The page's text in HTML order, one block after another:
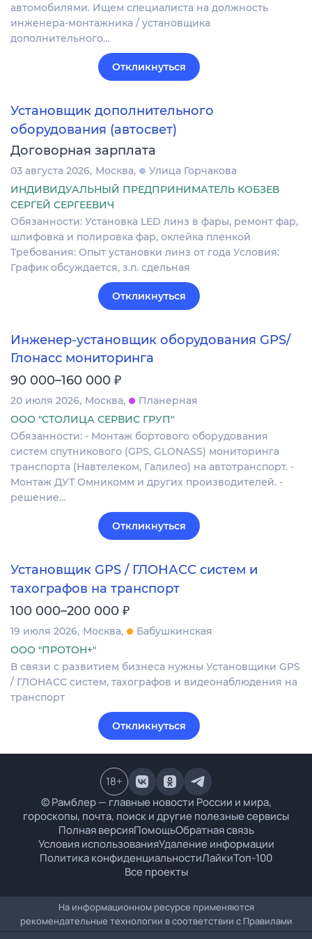
автомобилями. Ищем специалиста на должность
инженера-монтажника / установщика
дополнительного…
Откликнуться
Установщик дополнительного
оборудования (автосвет)
Договорная зарплата
03 августа 2026 Москва
Улица Горчакова
ИНДИВИДУАЛЬНЫЙ ПРЕДПРИНИМАТЕЛЬ КОБЗЕВ
СЕРГЕЙ СЕРГЕЕВИЧ
Обязанности: Установка LED линз в фары, ремонт фар,
шлифовка и полировка фар, оклейка пленкой
Требования: Опыт установки линз от года Условия:
График обсуждается, з.п. сдельная
Откликнуться
Инженер-установщик оборудования GPS/
Глонасс мониторинга
90 000–160 000 ₽
20 июля 2026 Москва
Планерная
ООО "СТОЛИЦА СЕРВИС ГРУП"
Обязанности: - Монтаж бортового оборудования
систем спутникового (GPS, GLONASS) мониторинга
транспорта (Навтелеком, Галилео) на автотранспорт. -
Монтаж ДУТ Омникомм и других производителей. -
решение…
Откликнуться
Установщик GPS / ГЛОНАСС систем и
тахографов на транспорт
100 000–200 000 ₽
19 июля 2026 Москва
Бабушкинская
ООО "ПРОТОН+"
В связи с развитием бизнеса нужны Установщики GPS
/ ГЛОНАСС систем, тахографов и видеонаблюдения на
транспорт
Откликнуться
© Рамблер — главные новости России и мира,
гороскопы, почта, поиск и другие полезные сервисы
Полная версияПомощьОбратная связь
Условия использованияУдаление информации
Политика конфиденциальностиЛайкиТоп-100
Все проекты
18+
На информационном ресурсе применяются
рекомендательные технологии в соответствии с Правилами